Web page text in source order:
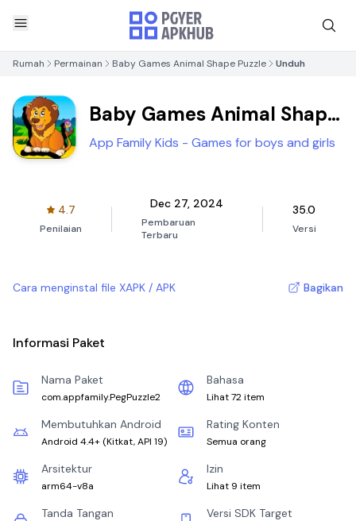
Rumah Permainan Baby Games Animal Shape Puzzle Unduh
Baby Games Animal Shape
Puzzle
App Family Kids - Games for boys and girls
4.7
Penilaian
Dec 27, 2024
Pembaruan
Terbaru
35.0
Versi
Cara menginstal file XAPK / APK Bagikan
Informasi Paket
Nama Paket
com.appfamily.PegPuzzle2
Bahasa
Lihat 72 item
Membutuhkan Android
Android 4.4+ (Kitkat, API 19)
Rating Konten
Semua orang
Arsitektur
arm64-v8a
Izin
Lihat 9 item
Tanda Tangan Versi SDK Target